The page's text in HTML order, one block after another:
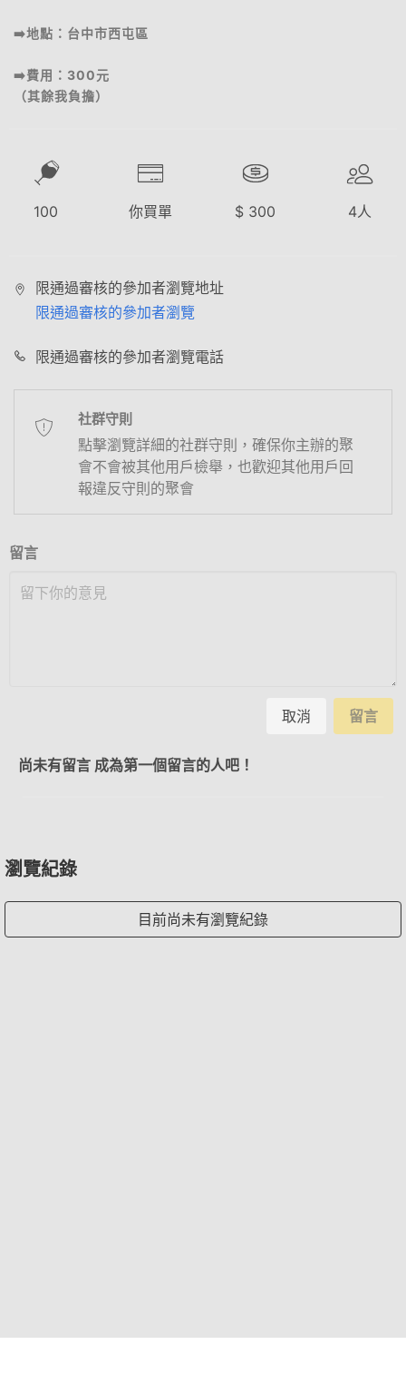
➡️地點：台中市西屯區
➡️費用：300元
（其餘我負擔）
100 你買單 $ 300 4人
限通過審核的參加者瀏覽地址
限通過審核的參加者瀏覽
限通過審核的參加者瀏覽電話
社群守則
點擊瀏覽詳細的社群守則，確保你主辦的聚
會不會被其他用戶檢舉，也歡迎其他用戶回
報違反守則的聚會
留言
取消 留言
尚未有留言 成為第一個留言的人吧！
瀏覽紀錄
目前尚未有瀏覽紀錄